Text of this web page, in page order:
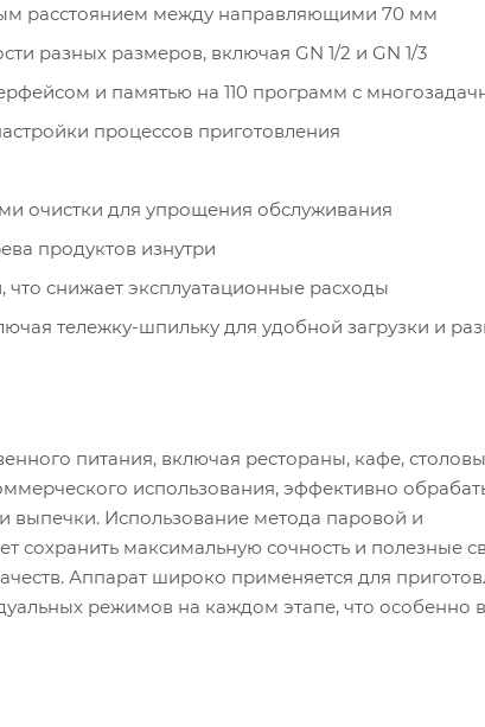
расстоянием между направляющими 70 мм
разных размеров, включая GN 1/2 и GN 1/3
и памятью на 110 программ с
процессов приготовления
очистки для упрощения обслуживания
продуктов изнутри
снижает эксплуатационные расходы
тележку-шпильку для удобной загрузки и
питания, включая рестораны, кафе,
использования, эффективно
Использование метода паровой и
сохранить максимальную сочность и полезные
Аппарат широко применяется для
режимов на каждом этапе, что особенно